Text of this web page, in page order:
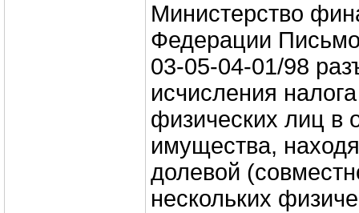
Министерство
Федерации
03-05-04-01/98
исчисления
физических лиц в
имущества,
долевой
нескольких